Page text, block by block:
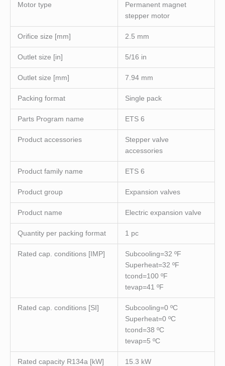
Motor type
Permanent magnet
stepper motor
Orifice size [mm] 2.5 mm
Outlet size [in] 5/16 in
Outlet size [mm] 7.94 mm
Packing format Single pack
Parts Program name ETS 6
Product accessories
Stepper valve
accessories
Product family name ETS 6
Product group Expansion valves
Product name Electric expansion valve
Quantity per packing format 1 pc
Rated cap. conditions [IMP]
Subcooling=32 ºF
Superheat=32 ºF
tcond=100 ºF
tevap=41 ºF
Rated cap. conditions [SI]
Subcooling=0 ºC
Superheat=0 ºC
tcond=38 ºC
tevap=5 ºC
Rated capacity R134a [kW] 15.3 kW